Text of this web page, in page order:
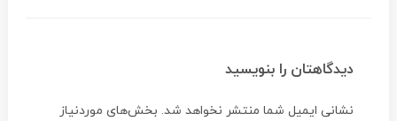
دیدگاهتان را بنویسید
نشانی ایمیل شما منتشر نخواهد شد. بخش‌های موردنیاز